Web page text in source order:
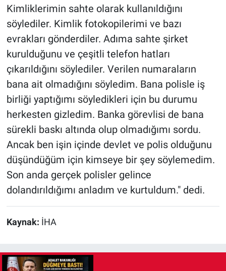
Kimliklerimin sahte olarak kullanıldığını
söylediler. Kimlik fotokopilerimi ve bazı
evrakları gönderdiler. Adıma sahte şirket
kurulduğunu ve çeşitli telefon hatları
çıkarıldığını söylediler. Verilen numaraların
bana ait olmadığını söyledim. Bana polisle iş
birliği yaptığımı söyledikleri için bu durumu
herkesten gizledim. Banka görevlisi de bana
sürekli baskı altında olup olmadığımı sordu.
Ancak ben işin içinde devlet ve polis olduğunu
düşündüğüm için kimseye bir şey söylemedim.
Son anda gerçek polisler gelince
dolandırıldığımı anladım ve kurtuldum." dedi.
Kaynak: İHA